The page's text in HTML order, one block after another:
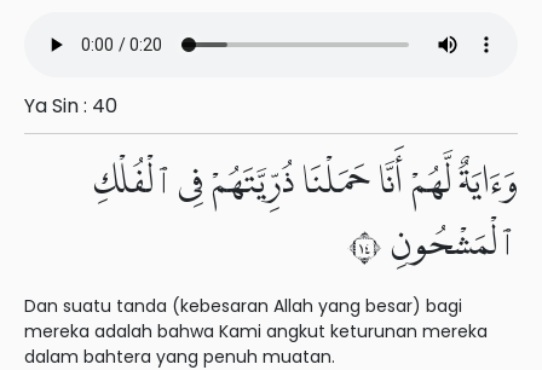
Ya Sin : 40
وَءَايَةٌ لَّهُمْ أَنَّا حَمَلْنَا ذُرِّيَّتَهُمْ فِى ٱلْفُلْكِ
ٱلْمَشْحُونِ ٤١
Dan suatu tanda (kebesaran Allah yang besar) bagi
mereka adalah bahwa Kami angkut keturunan mereka
dalam bahtera yang penuh muatan.